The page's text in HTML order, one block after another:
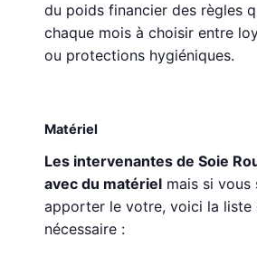
du poids financier des règles
chaque mois à choisir entre
ou protections hygiéniques.
Matériel
Les intervenantes de Soie
avec du matériel mais si vous
apporter le votre, voici la liste
nécessaire :